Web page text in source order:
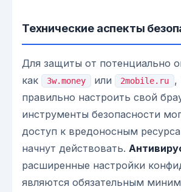
Технические аспекты
Для защиты от потенциально
как
3w.money или 2mobile.ru
,
правильно настроить свой
инструменты безопасности
доступ к вредоносным
начнут действовать.
расширенные настройки
являются обязательным